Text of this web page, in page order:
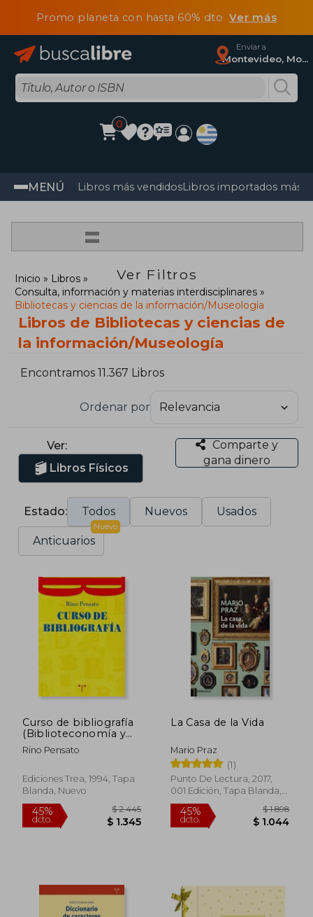
Promo planeta con hasta 60% dtoVer más
Enviar a
Montevideo, Montevideo
0
MENÚ Libros más vendidosLibros importados más
=
Ver Filtros
Inicio
Libros
Consulta, información y materias interdisciplinares
Bibliotecas y ciencias de la información/Museología
Libros de Bibliotecas y ciencias de
la información/Museología
Encontramos 11.367 Libros
Ordenar por
Ver:
Libros Físicos
Comparte y
gana dinero
Estado: Todos Nuevos Usados
Anticuarios
Nuevo
Curso de bibliografía
(Biblioteconomía y
Administración
Cultural)
Rino Pensato
Ediciones Trea, 1994, Tapa
Blanda, Nuevo
$ 2.445
La Casa de la Vida
Mario Praz
(1)
Punto De Lectura, 2017,
001 Edición, Tapa Blanda,
Nuevo
45%
dcto.